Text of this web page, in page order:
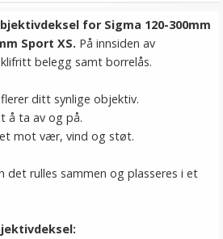
for Sigma 120-300mm
Sport XS. På innsiden av
belegg samt borrelås.
ditt synlige objektiv.
å ta av og på.
mot vær, vind og støt.
det rulles sammen og plasseres i et